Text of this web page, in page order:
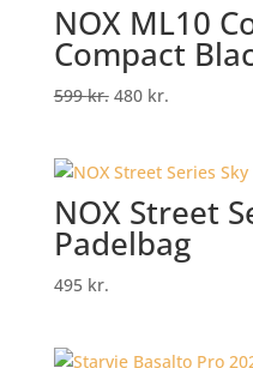
NOX ML10
Compact
599kr. Original
599 kr..
480 kr.Current
480 kr..
NOX Street
Padelbag
495 kr.